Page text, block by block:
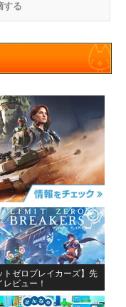
する
トゼロブレイカーズ】先
ビュー！